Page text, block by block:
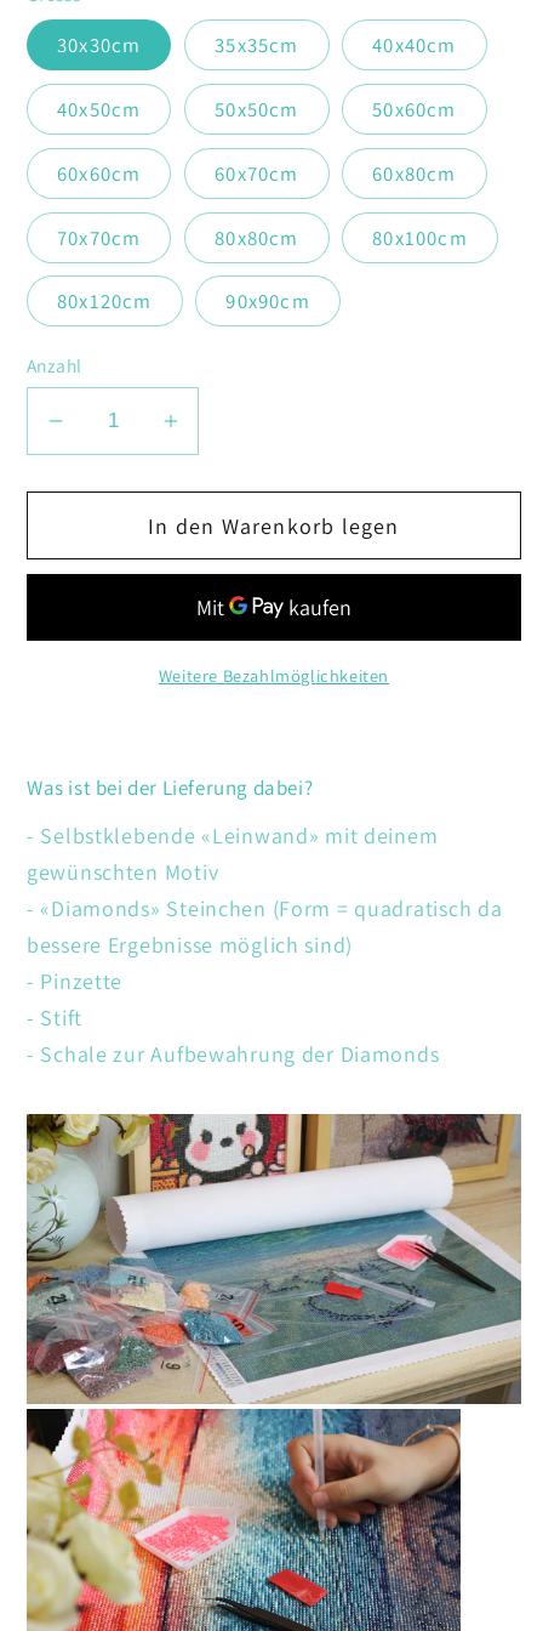
30x30cm 35x35cm 40x40cm
40x50cm 50x50cm 50x60cm
60x60cm 60x70cm 60x80cm
70x70cm 80x80cm 80x100cm
80x120cm 90x90cm
Anzahl
Verringere
Menge
Birken
Erhöhe
Menge
für
Birken
In den Warenkorb legen
Weitere Bezahlmöglichkeiten
Was ist bei der Lieferung dabei?
- Selbstklebende «Leinwand» mit deinem
gewünschten Motiv
- «Diamonds» Steinchen (Form = quadratisch da
bessere Ergebnisse möglich sind)
- Pinzette
- Stift
- Schale zur Aufbewahrung der Diamonds